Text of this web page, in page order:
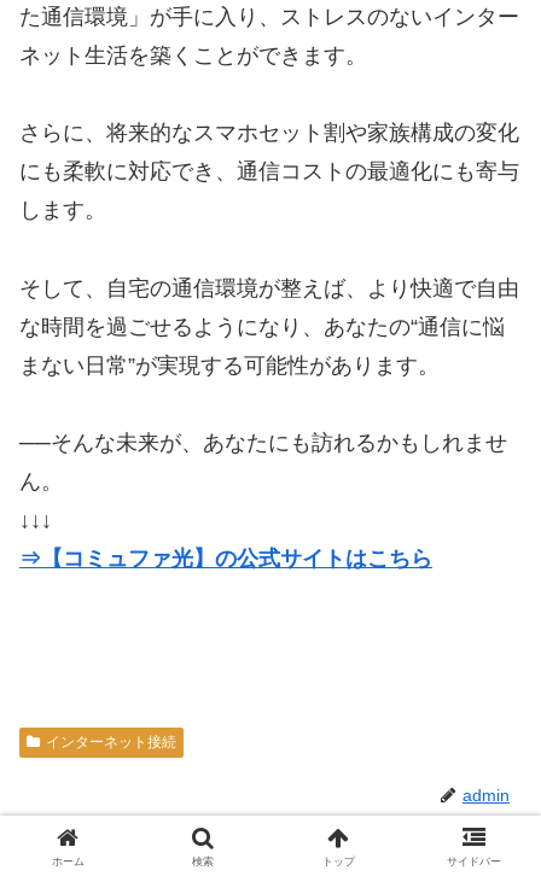
た通信環境」が手に入り、ストレスのないインター
ネット生活を築くことができます。
さらに、将来的なスマホセット割や家族構成の変化
にも柔軟に対応でき、通信コストの最適化にも寄与
します。
そして、自宅の通信環境が整えば、より快適で自由
な時間を過ごせるようになり、あなたの“通信に悩
まない日常”が実現する可能性があります。
──そんな未来が、あなたにも訪れるかもしれませ
ん。
↓↓↓
⇒【コミュファ光】の公式サイトはこちら
インターネット接続
admin
ホーム 検索 トップ サイドバー